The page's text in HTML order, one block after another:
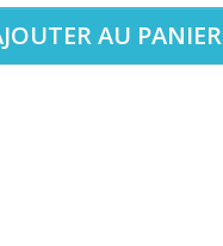
AU PANIER